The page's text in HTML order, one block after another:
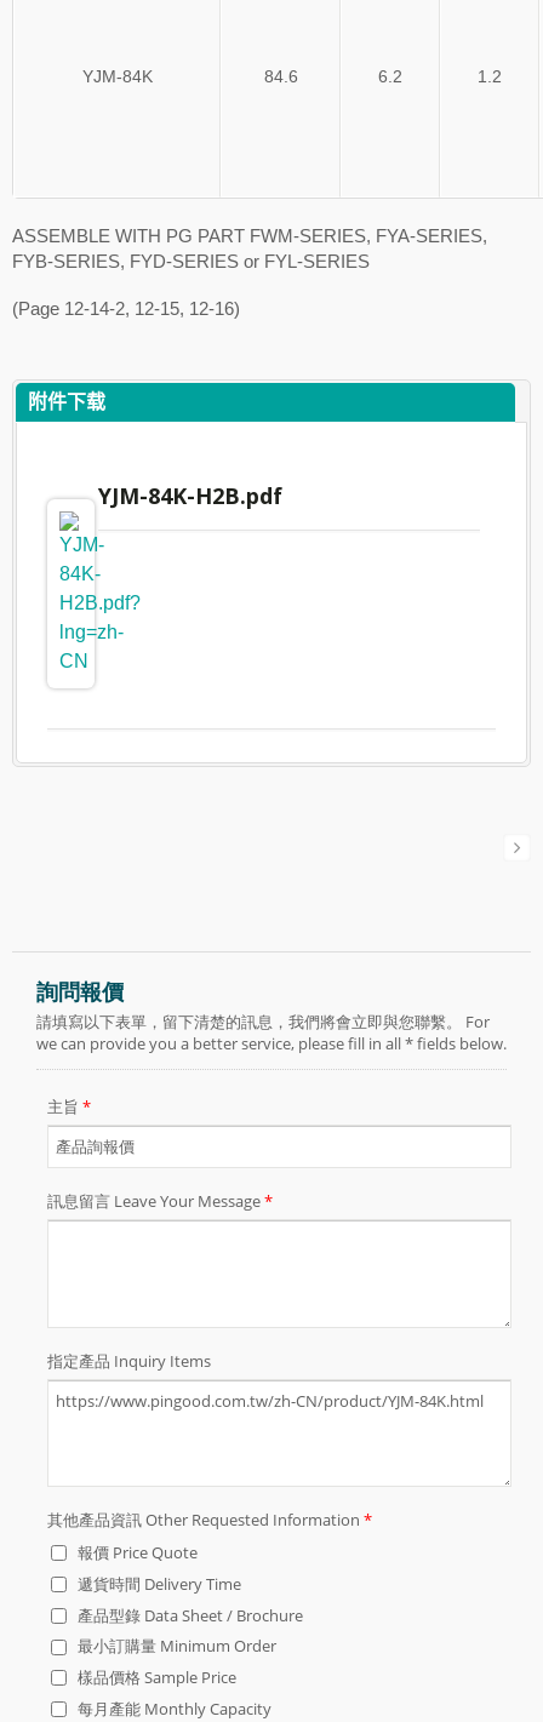
YJM-84K 84.6 6.2 1.2
ASSEMBLE WITH PG PART FWM-SERIES, FYA-SERIES,
FYB-SERIES, FYD-SERIES or FYL-SERIES
(Page 12-14-2, 12-15, 12-16)
附件下载
YJM-84K-H2B.pdf